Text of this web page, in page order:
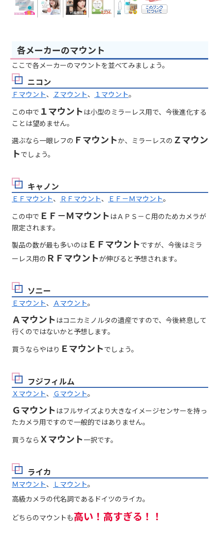
各メーカーのマウント
ここで各メーカーのマウントを並べてみましょう。
ニコン
Ｆマウント、 Ｚマウント、 １マウント。
この中で １マウント は小型のミラーレス用で、今後進化する
ことは望めません。
選ぶなら一眼レフの Ｆマウントか、ミラーレスの Ｚマウン
トでしょう。
キャノン
ＥＦマウント、 ＲＦマウント、 ＥＦ－Ｍマウント。
この中で ＥＦ－Ｍマウント はＡＰＳ－Ｃ用のためカメラが
限定されます。
製品の数が最も多いのは ＥＦマウントですが、今後はミラ
ーレス用の ＲＦマウントが伸びると予想されます。
ソニー
Ｅマウント、 Ａマウント。
Ａマウント はコニカミノルタの遺産ですので、今後終息して
行くのではないかと予想します。
買うならやはり Ｅマウントでしょう。
フジフィルム
Ｘマウント、 Ｇマウント。
Ｇマウント はフルサイズより大きなイメージセンサーを持っ
たカメラ用ですので一般的ではありません。
買うなら Ｘマウント一択です。
ライカ
Ｍマウント、 Ｌマウント。
高級カメラの代名詞であるドイツのライカ。
どちらのマウントも高い！高すぎる！！